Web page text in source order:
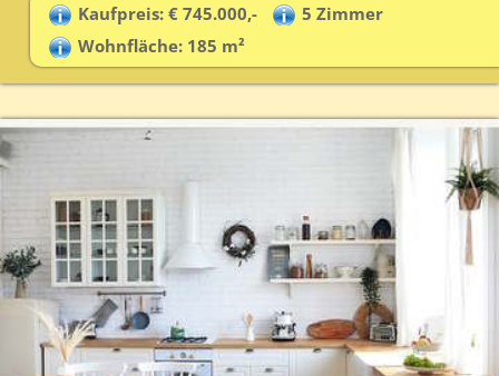
Kaufpreis: € 745.000,-
5 Zimmer
Wohnfläche: 185 m²